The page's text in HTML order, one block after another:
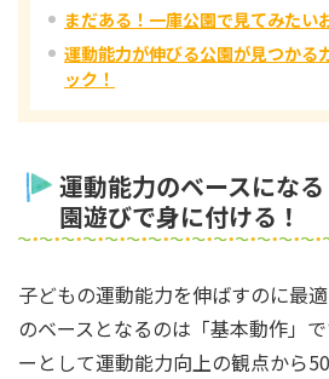
まだある！一庫公園で見てみたい
運動能力が伸びる公園が見つかる
ック！
運動能力のベースにな
園遊びで身に付ける！
子どもの運動能力を伸ばすのに最
のベースとなるのは「基本動作」
ーとして運動能力向上の観点から